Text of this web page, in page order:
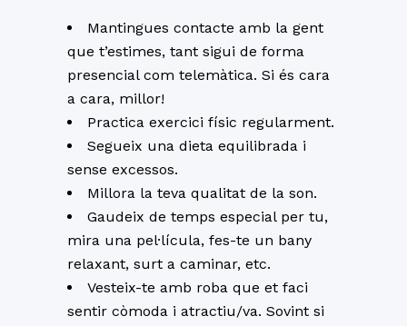
Mantingues contacte amb la gent
que t’estimes, tant sigui de forma
presencial com telemàtica. Si és cara
a cara, millor!
Practica exercici físic regularment.
Segueix una dieta equilibrada i
sense excessos.
Millora la teva qualitat de la son.
Gaudeix de temps especial per tu,
mira una pel·lícula, fes-te un bany
relaxant, surt a caminar, etc.
Vesteix-te amb roba que et faci
sentir còmoda i atractiu/va. Sovint si